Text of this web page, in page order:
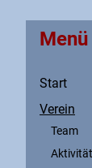
Menü
Start
Verein
Team